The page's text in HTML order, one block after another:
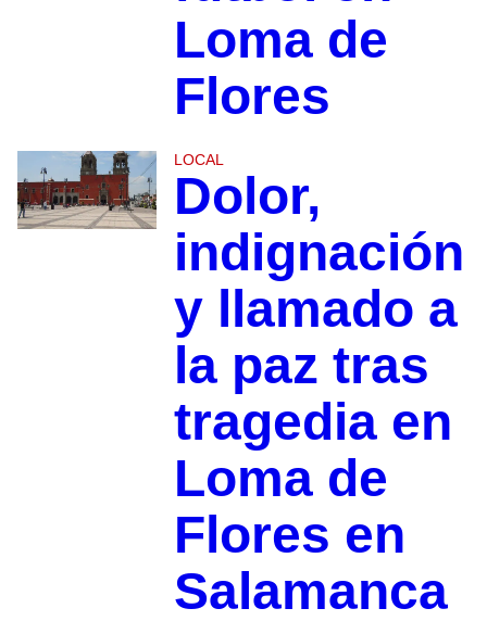
Loma de
Flores
LOCAL
Dolor,
indignación
y llamado a
la paz tras
tragedia en
Loma de
Flores en
Salamanca